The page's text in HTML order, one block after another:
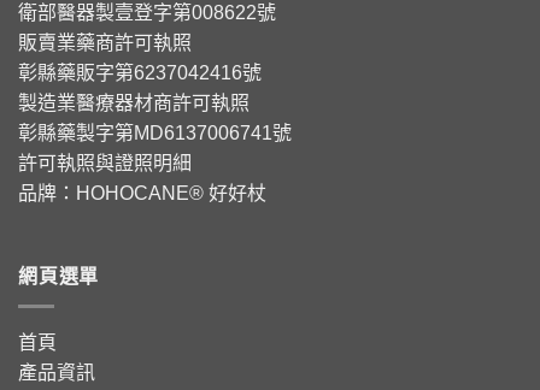
衛部醫器製壹登字第008622號
販賣業藥商許可執照
彰縣藥販字第6237042416號
製造業醫療器材商許可執照
彰縣藥製字第MD6137006741號
許可執照與證照明細
品牌： HOHOCANE® 好好杖
網頁選單
首頁
產品資訊